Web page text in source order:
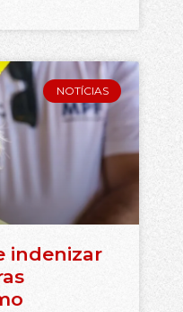
NOTÍCIAS
indenizar